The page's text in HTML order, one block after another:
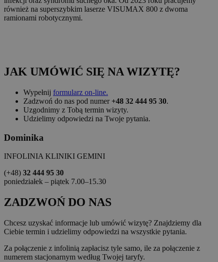
również na superszybkim laserze VISUMAX 800 z dwoma
ramionami robotycznymi.
JAK UMÓWIĆ SIĘ NA WIZYTĘ?
Wypełnij formularz on-line.
Zadzwoń do nas pod numer +48 32 444 95 30.
Uzgodnimy z Tobą termin wizyty.
Udzielimy odpowiedzi na Twoje pytania.
Dominika
INFOLINIA KLINIKI GEMINI
(+48) 32 444 95 30
poniedziałek – piątek 7.00–15.30
ZADZWOŃ DO NAS
Chcesz uzyskać informacje lub umówić wizytę? Znajdziemy dla
Ciebie termin i udzielimy odpowiedzi na wszystkie pytania.
Za połączenie z infolinią zapłacisz tyle samo, ile za połączenie z
numerem stacjonarnym według Twojej taryfy.